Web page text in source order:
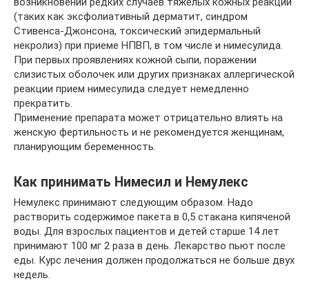
(таких как эксфолиативный дерматит, синдром
Стивенса-Джонсона, токсический эпидермальный
некролиз) при приеме НПВП, в том числе и нимесулида.
При первых проявлениях кожной сыпи, поражении
слизистых оболочек или других признаках аллергической
реакции при­ем нимесулида следует немедленно
прекратить.
Применение препарата может отрицательно влиять на
женскую фертильность и не реко­мендуется женщинам,
планирующим беременность.
Как принимать Нимесил и Немулекс
Немулекс принимают следующим образом. Надо
растворить содержимое пакета в 0,5 стакана кипяченой
воды. Для взрослых пациентов и детей старше 14 лет
принимают 100 мг 2 раза в день. Лекарство пьют после
еды. Курс лечения должен продолжаться не больше двух
недель.